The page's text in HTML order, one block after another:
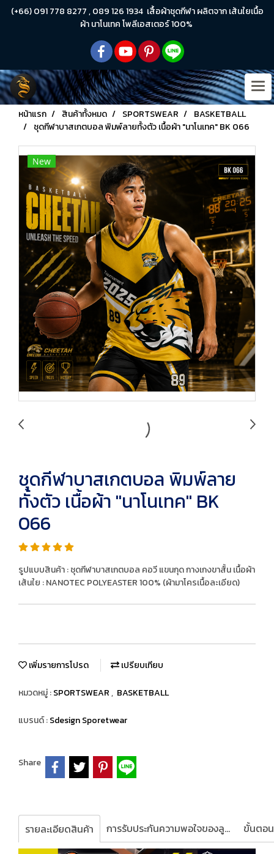
(+66) 091 778 8277 , 089 126 1934 เสื้อผ้าชุดกีฬา ผลิตจาก เส้นใยเนื้อ
ผ้า นาโนเทค โพลีเอสเตอร์ 100%
หน้าแรก สินค้าทั้งหมด SPORTSWEAR
BASKETBALL
ชุดกีฬาบาสเกตบอล พิมพ์ลายทั้งตัว เนื้อผ้า "นาโนเทค" BK 066
New
ชุดกีฬาบาสเกตบอล พิมพ์ลาย
ทั้งตัว เนื้อผ้า "นาโนเทค" BK
066
รูปแบบสินค้า : ชุดกีฬาบาสเกตบอล คอวี แขนกุด กางเกงขาสั้น เนื้อผ้า
เส้นใย : NANOTEC POLYEASTER 100% (ผ้ามาโครเนื้อละเอียด)
เพิ่มรายการโปรด เปรียบเทียบ
หมวดหมู่ :SPORTSWEAR, BASKETBALL
แบรนด์ :Sdesign Sporetwear
Share
รายละเอียดสินค้า การรับประกันความพอใจของลูกค้า